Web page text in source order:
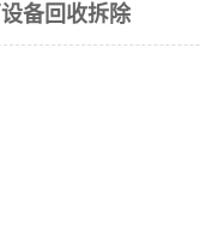
备回收拆除